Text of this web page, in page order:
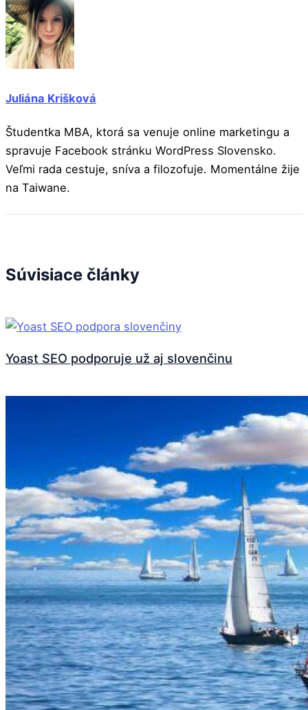
Juliána Krišková
Študentka MBA, ktorá sa venuje online marketingu a
spravuje Facebook stránku WordPress Slovensko.
Veľmi rada cestuje, sníva a filozofuje. Momentálne žije
na Taiwane.
Súvisiace články
Yoast SEO podporuje už aj slovenčinu